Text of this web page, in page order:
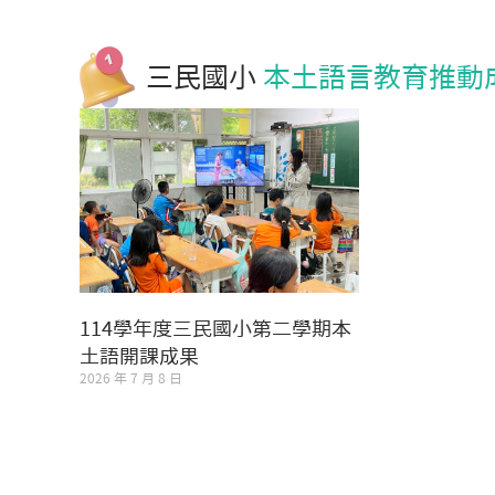
三民國小 本土語言教育推動
114學年度三民國小第二學期本
土語開課成果
2026 年 7 月 8 日